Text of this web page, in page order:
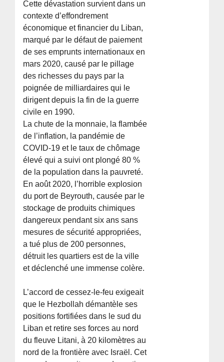
Cette dévastation survient dans un
contexte d’effondrement
économique et financier du Liban,
marqué par le défaut de paiement
de ses emprunts internationaux en
mars 2020, causé par le pillage
des richesses du pays par la
poignée de milliardaires qui le
dirigent depuis la fin de la guerre
civile en 1990.
La chute de la monnaie, la flambée
de l’inflation, la pandémie de
COVID-19 et le taux de chômage
élevé qui a suivi ont plongé 80 %
de la population dans la pauvreté.
En août 2020, l’horrible explosion
du port de Beyrouth, causée par le
stockage de produits chimiques
dangereux pendant six ans sans
mesures de sécurité appropriées,
a tué plus de 200 personnes,
détruit les quartiers est de la ville
et déclenché une immense colère.
L’accord de cessez-le-feu exigeait
que le Hezbollah démantèle ses
positions fortifiées dans le sud du
Liban et retire ses forces au nord
du fleuve Litani, à 20 kilomètres au
nord de la frontière avec Israël. Cet